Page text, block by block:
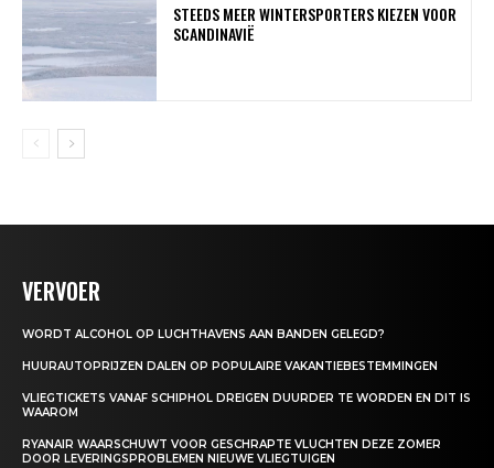
STEEDS MEER WINTERSPORTERS KIEZEN VOOR
SCANDINAVIË
VERVOER
WORDT ALCOHOL OP LUCHTHAVENS AAN BANDEN GELEGD?
HUURAUTOPRIJZEN DALEN OP POPULAIRE VAKANTIEBESTEMMINGEN
VLIEGTICKETS VANAF SCHIPHOL DREIGEN DUURDER TE WORDEN EN DIT IS
WAAROM
RYANAIR WAARSCHUWT VOOR GESCHRAPTE VLUCHTEN DEZE ZOMER
DOOR LEVERINGSPROBLEMEN NIEUWE VLIEGTUIGEN